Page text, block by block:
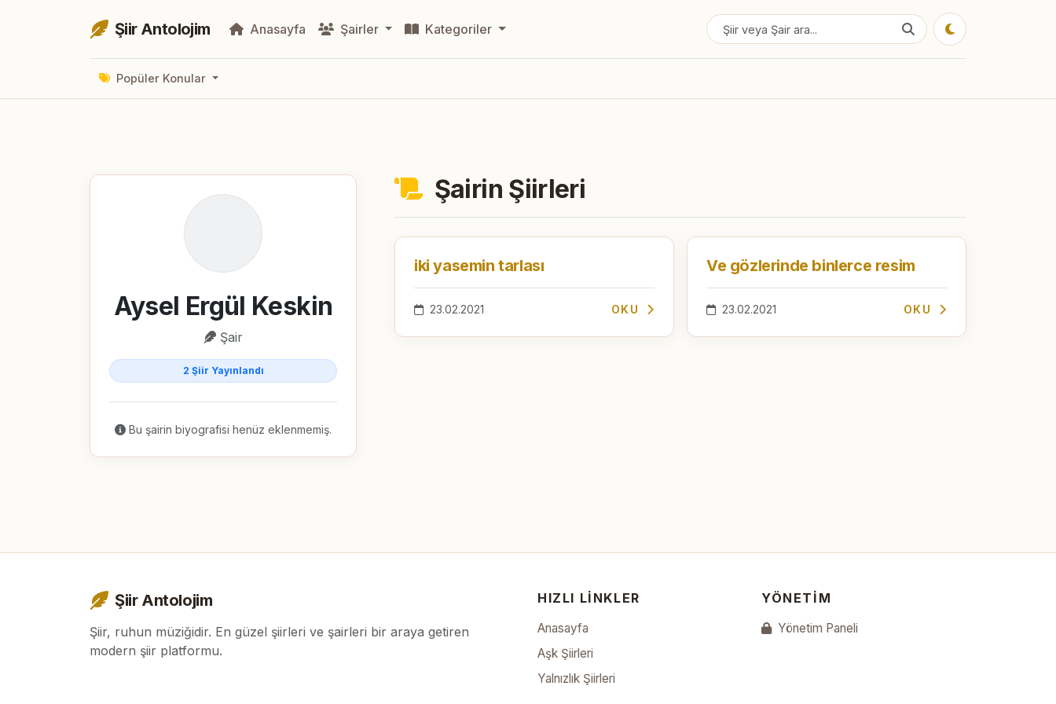
Şiir Antolojim Anasayfa Şairler Kategoriler
Popüler Konular
Aysel Ergül Keskin
Şair
2 Şiir Yayınlandı
Bu şairin biyografisi henüz eklenmemiş.
Şairin Şiirleri
iki yasemin tarlası
23.02.2021 OKU
Ve gözlerinde binlerce resim
23.02.2021 OKU
Şiir Antolojim
Şiir, ruhun müziğidir. En güzel şiirleri ve şairleri bir araya getiren
modern şiir platformu.
HIZLI LINKLER
Anasayfa
Aşk Şiirleri
Yalnızlık Şiirleri
YÖNETIM
Yönetim Paneli